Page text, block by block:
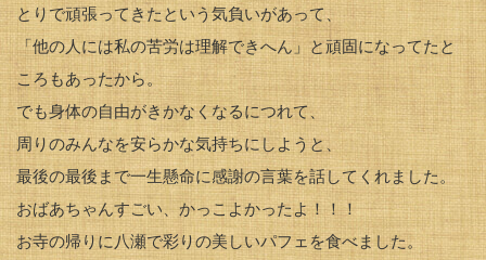
とりで頑張ってきたという気負いがあって、
「他の人には私の苦労は理解できへん」と頑固になってたと
ころもあったから。
でも身体の自由がきかなくなるにつれて、
周りのみんなを安らかな気持ちにしようと、
最後の最後まで一生懸命に感謝の言葉を話してくれました。
おばあちゃんすごい、かっこよかったよ！！！
お寺の帰りに八瀬で彩りの美しいパフェを食べました。